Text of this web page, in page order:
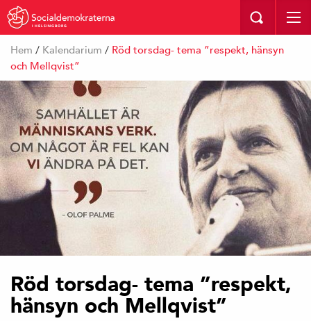
I HELSINGBORG
Hem / Kalendarium / Röd torsdag- tema ”respekt, hänsyn
och Mellqvist”
Röd torsdag- tema ”respekt,
hänsyn och Mellqvist”